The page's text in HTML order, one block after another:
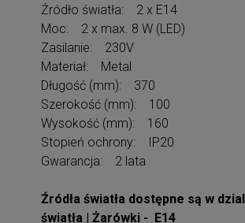
Źródło światła: 2 x E14
Moc: 2 x max. 8 W (LED)
Zasilanie: 230V
Materiał: Metal
Długość (mm): 370
Szerokość (mm): 100
Wysokość (mm): 160
Stopień ochrony: IP20
Gwarancja: 2 lata
Źródła światła dostępne są w
światła | Żarówki - E14